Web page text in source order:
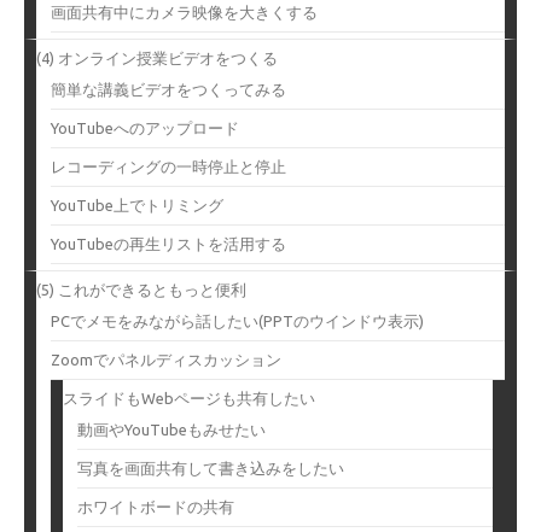
画面共有中にカメラ映像を大きくする
(4) オンライン授業ビデオをつくる
簡単な講義ビデオをつくってみる
YouTubeへのアップロード
レコーディングの一時停止と停止
YouTube上でトリミング
YouTubeの再生リストを活用する
(5) これができるともっと便利
PCでメモをみながら話したい(PPTのウインドウ表示)
Zoomでパネルディスカッション
スライドもWebページも共有したい
動画やYouTubeもみせたい
写真を画面共有して書き込みをしたい
ホワイトボードの共有